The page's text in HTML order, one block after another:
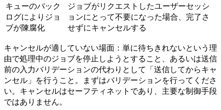
キューのバック
ログによりジョ
ブが陳腐化
ジョブがリクエストしたユーザーセッシ
ョンにとって不要になった場合、完了さ
せずにキャンセルする
キャンセルが適していない場面：単に待ちきれないという理
由で処理中のジョブを停止しようとすること、あるいは送信
前の入力バリデーションの代わりとして「送信してからキャ
ンセル」を行うこと。まずはバリデーションを行ってくださ
い。キャンセルはセーフティネットであり、主要な制御手段
ではありません。